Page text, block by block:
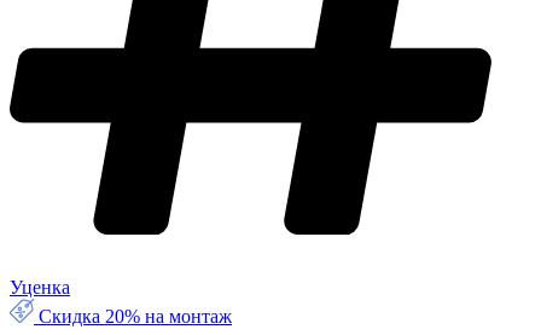
Уценка
Скидка 20% на монтаж